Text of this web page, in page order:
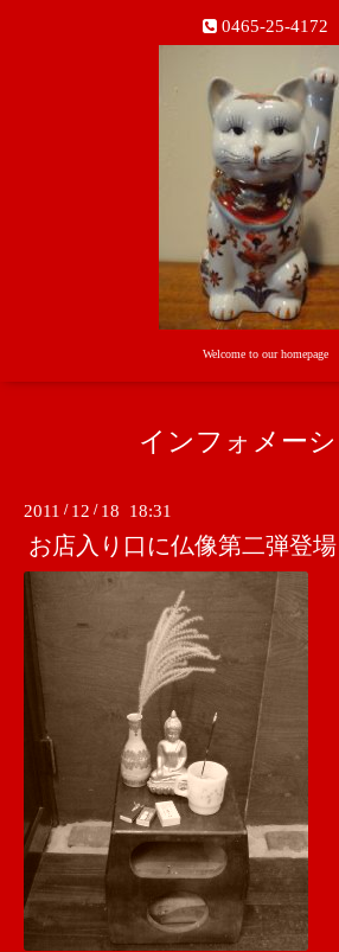
0465-25-4172
Welcome to our homepage
インフォメー
2011 / 12 / 18 18:31
お店入り口に仏像第二弾登場